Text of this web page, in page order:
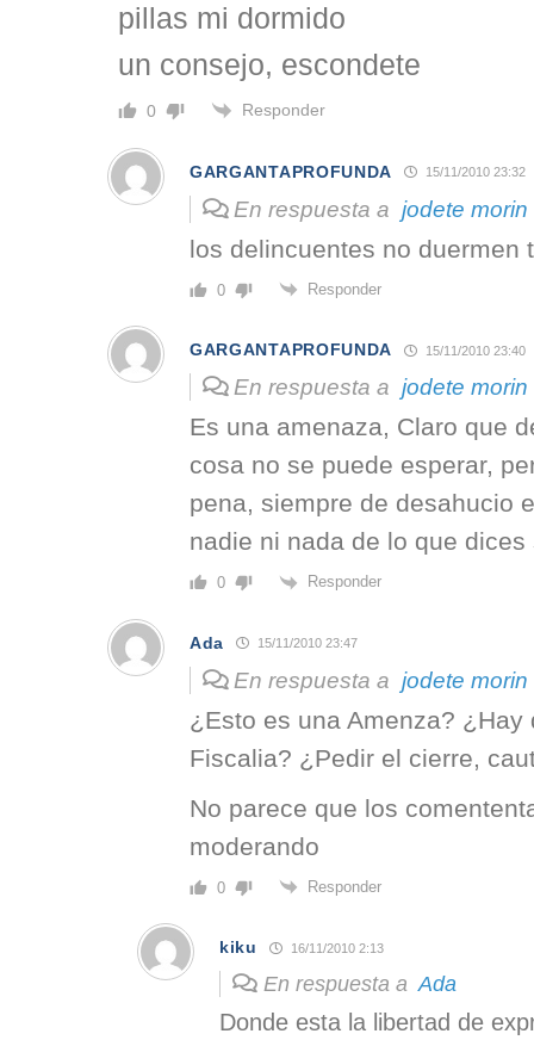
pillas mi dormido
un consejo, escondete
0 Responder
GARGANTAPROFUNDA 15/11/2010 23:32
En respuesta a jodete morin
los delincuentes no duermen
0 Responder
GARGANTAPROFUNDA 15/11/2010 23:40
En respuesta a jodete morin
Es una amenaza, Claro que
cosa no se puede esperar,
pena, siempre de desahucio
nadie ni nada de lo que
0 Responder
Ada 15/11/2010 23:47
En respuesta a jodete morin
¿Esto es una Amenza?
Fiscalia? ¿Pedir el cierre,
No parece que los
moderando
0 Responder
kiku 16/11/2010 2:13
En respuesta aAda
Donde esta la libertad de